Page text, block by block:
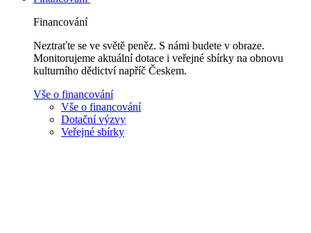
Financování
Neztraťte se ve světě peněz. S námi budete v obraze.
Monitorujeme aktuální dotace i veřejné sbírky na obnovu
kulturního dědictví napříč Českem.
Vše o financování
Vše o financování
Dotační výzvy
Veřejné sbírky